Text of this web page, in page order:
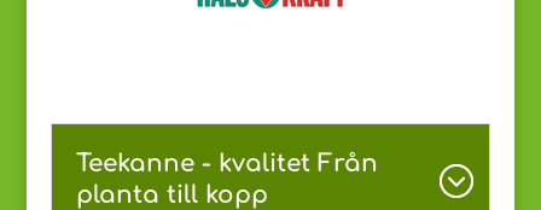
Teekanne - kvalitet Från
planta till kopp